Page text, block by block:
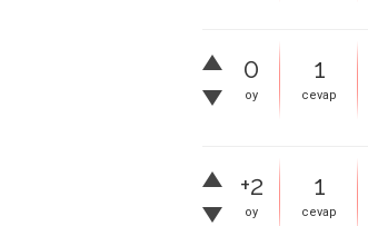
0
oy
1
cevap
+2
oy
1
cevap